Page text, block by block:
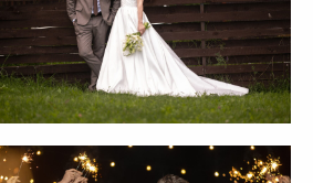
Дом у озера
Дом у леса
Ботаника
Светлица
Green House
Panorama Wedding House
Ryabina House